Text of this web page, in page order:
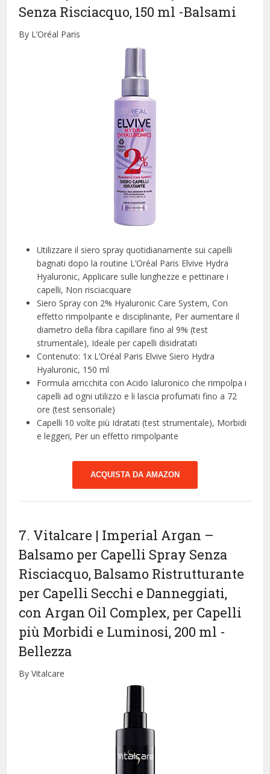
Senza Risciacquo, 150 ml -Balsami
By L’Oréal Paris
Utilizzare il siero spray quotidianamente sui capelli
bagnati dopo la routine L’Oréal Paris Elvive Hydra
Hyaluronic, Applicare sulle lunghezze e pettinare i
capelli, Non risciacquare
Siero Spray con 2% Hyaluronic Care System, Con
effetto rimpolpante e disciplinante, Per aumentare il
diametro della fibra capillare fino al 9% (test
strumentale), Ideale per capelli disidratati
Contenuto: 1x L’Oréal Paris Elvive Siero Hydra
Hyaluronic, 150 ml
Formula arricchita con Acido Ialuronico che rimpolpa i
capelli ad ogni utilizzo e li lascia profumati fino a 72
ore (test sensoriale)
Capelli 10 volte più Idratati (test strumentale), Morbidi
e leggeri, Per un effetto rimpolpante
ACQUISTA DA AMAZON
7. Vitalcare | Imperial Argan –
Balsamo per Capelli Spray Senza
Risciacquo, Balsamo Ristrutturante
per Capelli Secchi e Danneggiati,
con Argan Oil Complex, per Capelli
più Morbidi e Luminosi, 200 ml -
Bellezza
By Vitalcare